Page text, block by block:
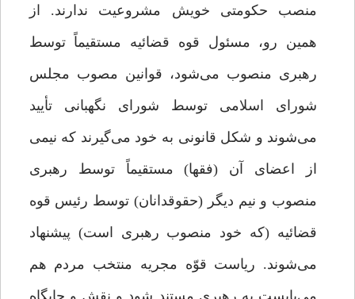
منصب حکومتی خویش مشروعیت ندارند. از
همین رو، مسئول قوه قضائیه مستقیماً توسط
رهبری منصوب می‌شود، قوانین مصوب مجلس
شورای اسلامی توسط شورای نگهبانی تأیید
می‌شوند و شکل قانونی به خود می‌گیرند که نیمی
از اعضای آن (فقها) مستقیماً توسط رهبری
منصوب و نیم دیگر (حقوقدانان) توسط رئیس قوه
قضائیه (که خود منصوب رهبری است) پیشنهاد
می‌شوند. ریاست قوّه مجریه منتخب مردم هم